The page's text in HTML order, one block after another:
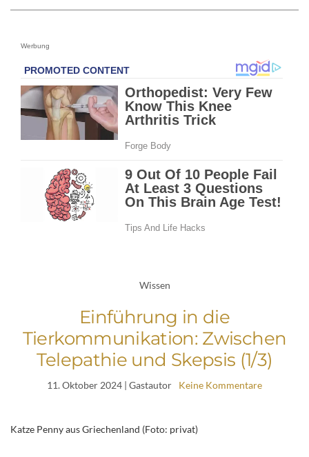
Werbung
Wissen
Einführung in die
Tierkommunikation: Zwischen
Telepathie und Skepsis (1/3)
11. Oktober 2024 | Gastautor Keine Kommentare
Katze Penny aus Griechenland (Foto: privat)